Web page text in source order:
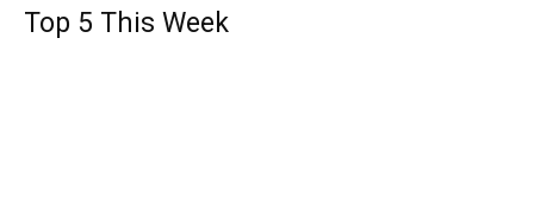
Top 5 This Week